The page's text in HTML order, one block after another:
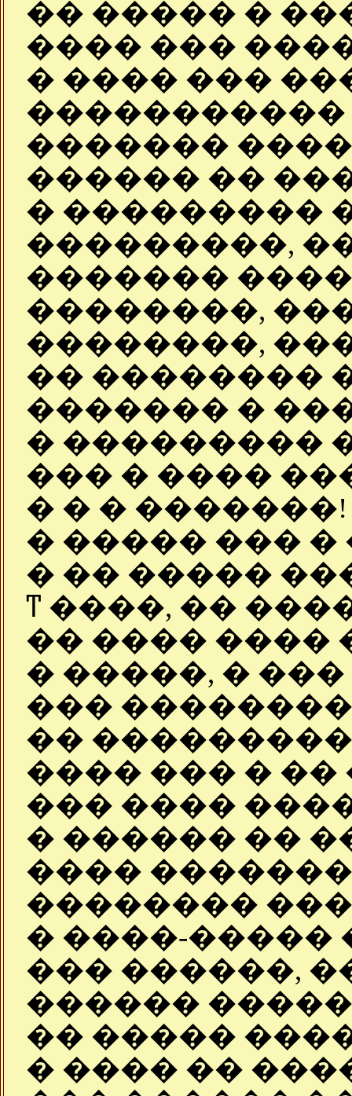
�� ����� �
���� ���
� ���� ���
�����������
�������
������ ��
� ���������
���������,
�������
��������,
��������,
�� ��������
������� �
� ���������
��� � ����
� � �
� ����� ��� �
� �� �����
ͳ ����, ��
�� ���� ����
� �����, �
���
��
���� ��� � ��
��� ����
� ������ ��
����
��������
� ����-�����
��� ������,
������
�� �����
� ���� ��